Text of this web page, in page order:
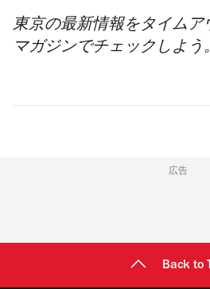
東京の最新情報をタイムア
マガジンでチェックしよう
広告
Back to